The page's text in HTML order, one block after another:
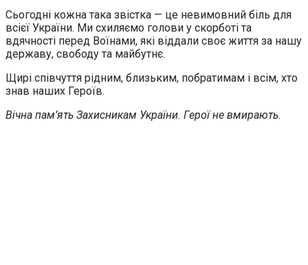
Сьогодні кожна така звістка — це невимовний біль для
всієї України. Ми схиляємо голови у скорботі та
вдячності перед Воїнами, які віддали своє життя за нашу
державу, свободу та майбутнє.
Щирі співчуття рідним, близьким, побратимам і всім, хто
знав наших Героїв.
Вічна пам’ять Захисникам України. Герої не вмирають.